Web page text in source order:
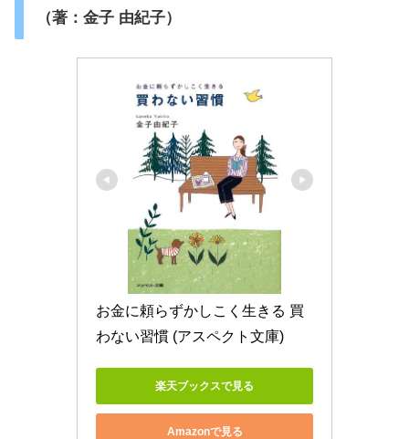
（著：金子 由紀子）
お金に頼らずかしこく生きる 買
わない習慣 (アスペクト文庫)
楽天ブックスで見る
Amazonで見る